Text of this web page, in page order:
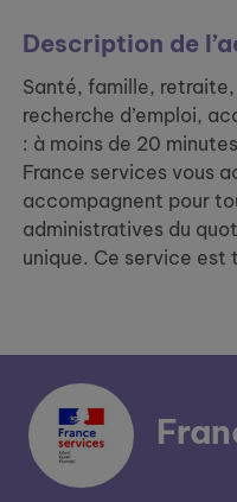
Description de
Santé, famille,
recherche d’emploi,
: à moins de 20
France services vous
accompagnent pour
administratives du
unique. Ce service